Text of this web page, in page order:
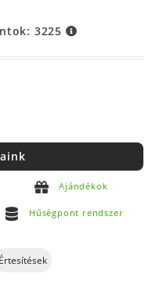
3225
Ajándékok
Hűségpont rendszer
Értesítések